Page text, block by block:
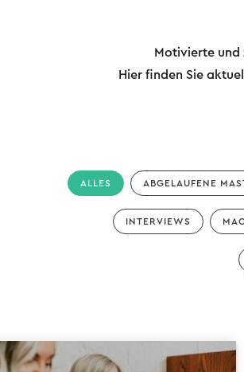
Motivierte und
Hier finden Sie
ALLES ABGELAUFENE
INTERVIEWS